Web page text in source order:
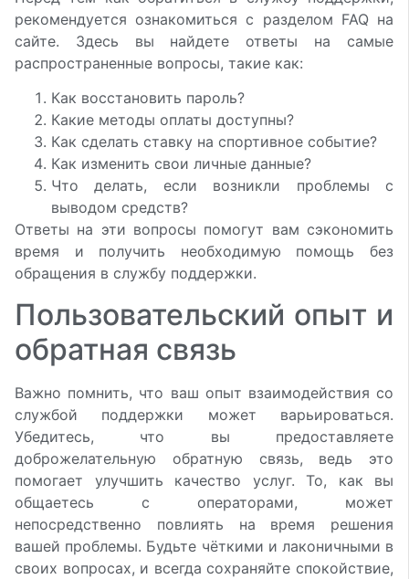
рекомендуется ознакомиться с разделом FAQ на
сайте. Здесь вы найдете ответы на самые
распространенные вопросы, такие как:
Как восстановить пароль?
Какие методы оплаты доступны?
Как сделать ставку на спортивное событие?
Как изменить свои личные данные?
Что делать, если возникли проблемы с
выводом средств?
Ответы на эти вопросы помогут вам сэкономить
время и получить необходимую помощь без
обращения в службу поддержки.
Пользовательский опыт и
обратная связь
Важно помнить, что ваш опыт взаимодействия со
службой поддержки может варьироваться.
Убедитесь, что вы предоставляете
доброжелательную обратную связь, ведь это
помогает улучшить качество услуг. То, как вы
общаетесь с операторами, может
непосредственно повлиять на время решения
вашей проблемы. Будьте чёткими и лаконичными в
своих вопросах, и всегда сохраняйте спокойствие,